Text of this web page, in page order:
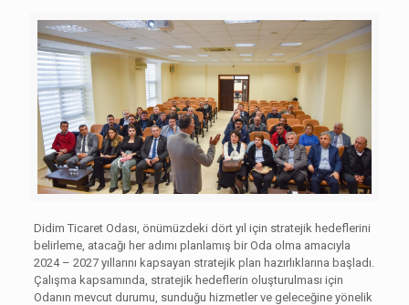
Didim Ticaret Odası, önümüzdeki dört yıl için stratejik hedeflerini
belirleme, atacağı her adımı planlamış bir Oda olma amacıyla
2024 – 2027 yıllarını kapsayan stratejik plan hazırlıklarına başladı.
Çalışma kapsamında, stratejik hedeflerin oluşturulması için
Odanın mevcut durumu, sunduğu hizmetler ve geleceğine yönelik